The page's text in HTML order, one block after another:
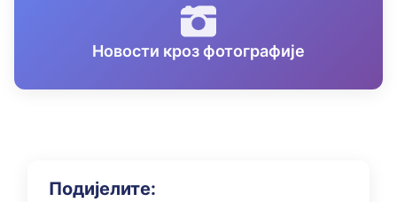
Новости кроз фотографије
Подијелите: